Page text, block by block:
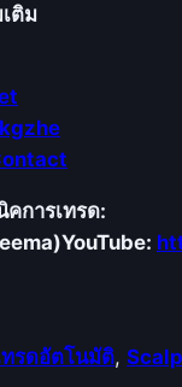
ติม
คการเทรด:
YouTube:
ทรดอัตโนมัติ,